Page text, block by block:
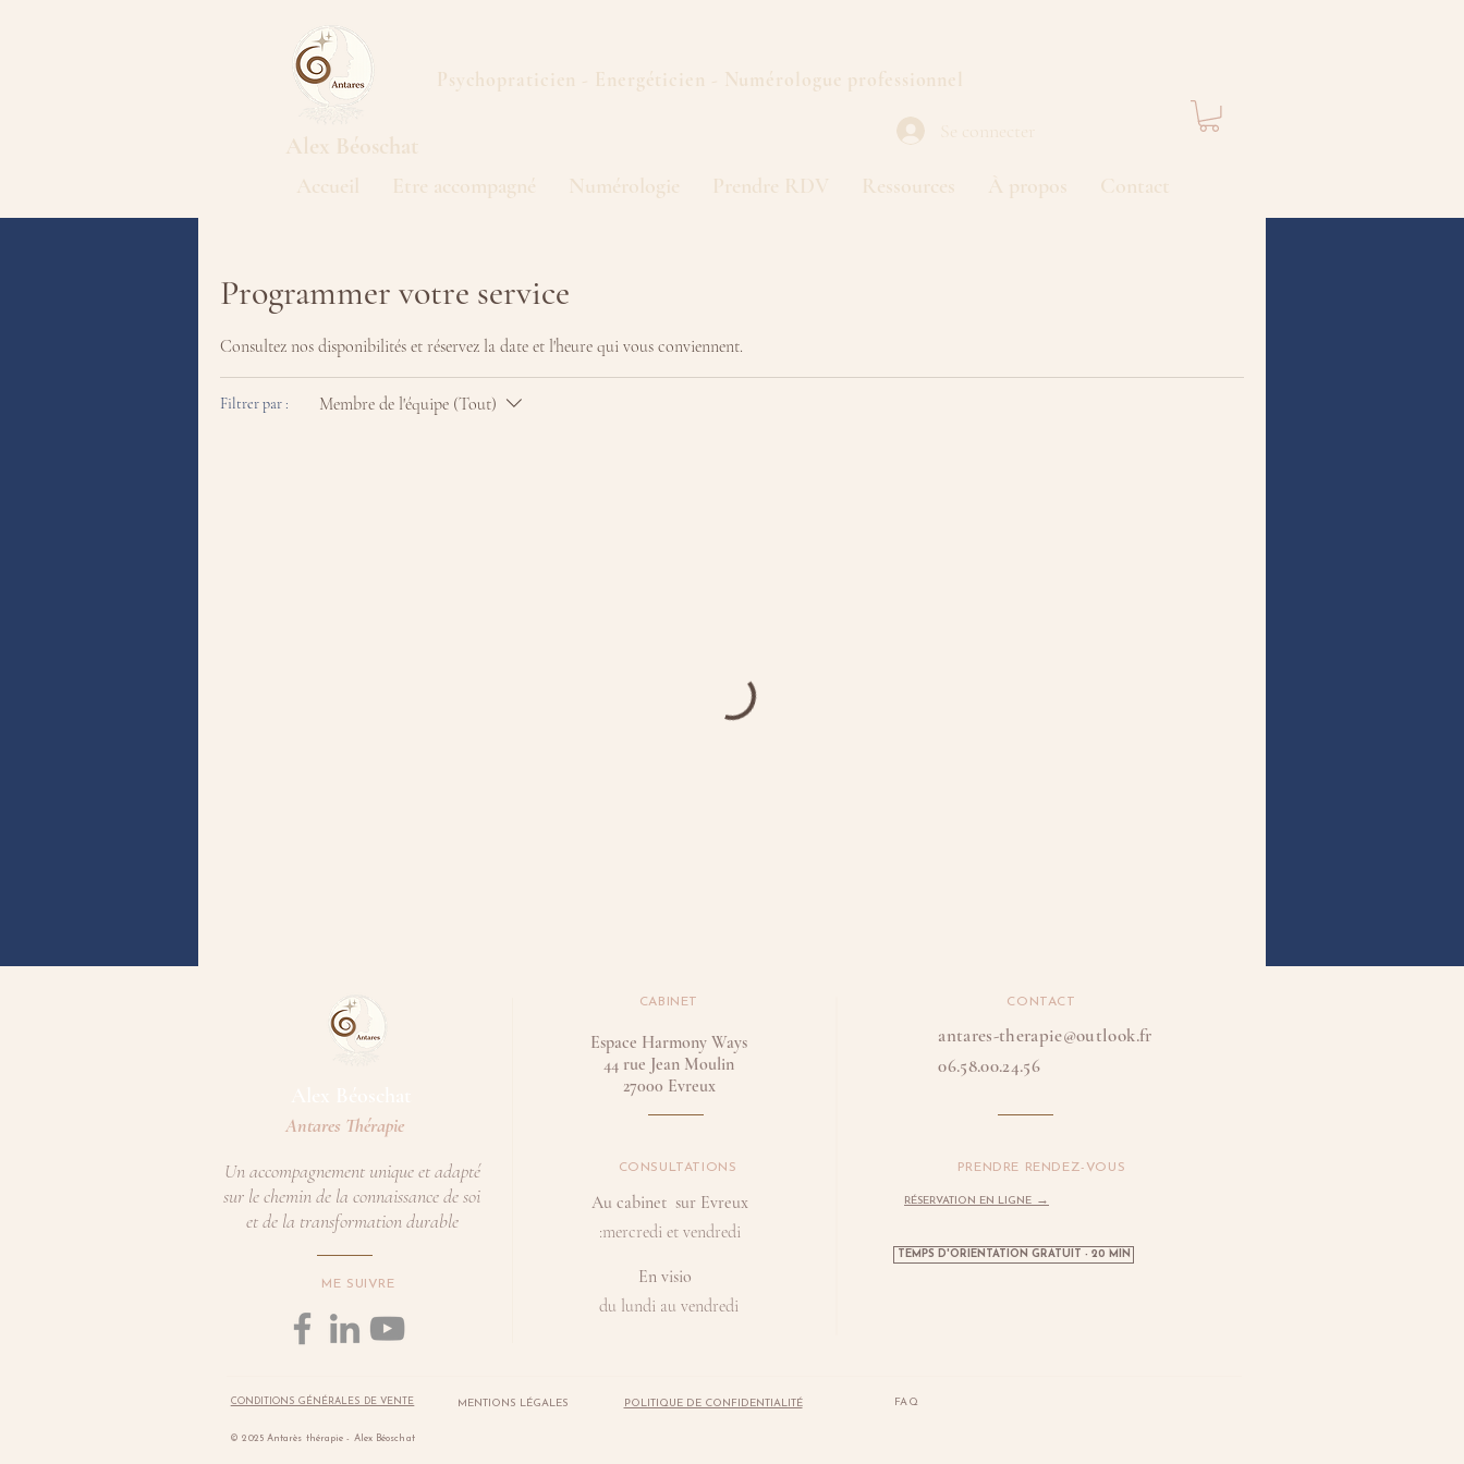
Psychopraticien - Energéticien - Numérologue professionnel
Alex Béoschat
Se connecter
Accueil Etre accompagné Numérologie Prendre RDV Ressources À propos Contact
Programmer votre service
Consultez nos disponibilités et réservez la date et l'heure qui vous conviennent.
Filtrer par : Membre de l'équipe (Tout)
Antares Thérapie
CABINET
Un accompagnement unique et adapté
sur le chemin de la connaissance de soi
et de la transformation durable
Au cabinet sur Evreux
:mercredi et vendredi
En visio
du lundi au vendredi
Espace Harmony Ways
44 rue Jean Moulin
27000 Evreux
antares-therapie@outlook.fr
06.58.00.24.56
CONSULTATIONS
CONTACT
PRENDRE RENDEZ-VOUS
RÉSERVATION EN LIGNE →
TEMPS D'ORIENTATION GRATUIT - 20 MIN
ME SUIVRE
CONDITIONS GÉNÉRALES DE VENTE MENTIONS LÉGALES POLITIQUE DE CONFIDENTIALITÉ FAQ
© 2025 Antarès thérapie - Alex Béoschat